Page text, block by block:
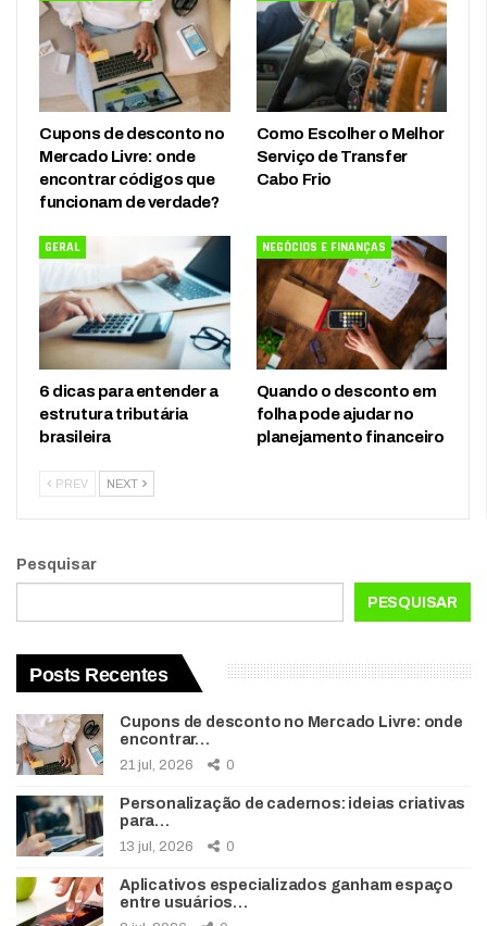
Cupons de desconto no
Mercado Livre: onde
encontrar códigos que
funcionam de verdade?
Como Escolher o Melhor
Serviço de Transfer
Cabo Frio
GERAL
6 dicas para entender a
estrutura tributária
brasileira
NEGÓCIOS E FINANÇAS
Quando o desconto em
folha pode ajudar no
planejamento financeiro
PREV NEXT
Pesquisar
PESQUISAR
Posts Recentes
Cupons de desconto no Mercado Livre: onde
encontrar…
21 jul, 2026 0
Personalização de cadernos: ideias criativas
para…
13 jul, 2026 0
Aplicativos especializados ganham espaço
entre usuários…